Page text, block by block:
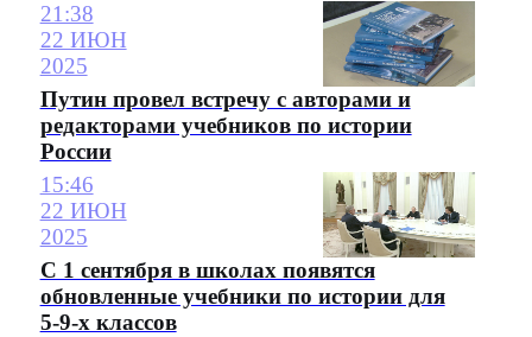
21:38
22 ИЮН
2025
Путин провел встречу с авторами и
редакторами учебников по истории
России
15:46
22 ИЮН
2025
С 1 сентября в школах появятся
обновленные учебники по истории для
5-9-х классов